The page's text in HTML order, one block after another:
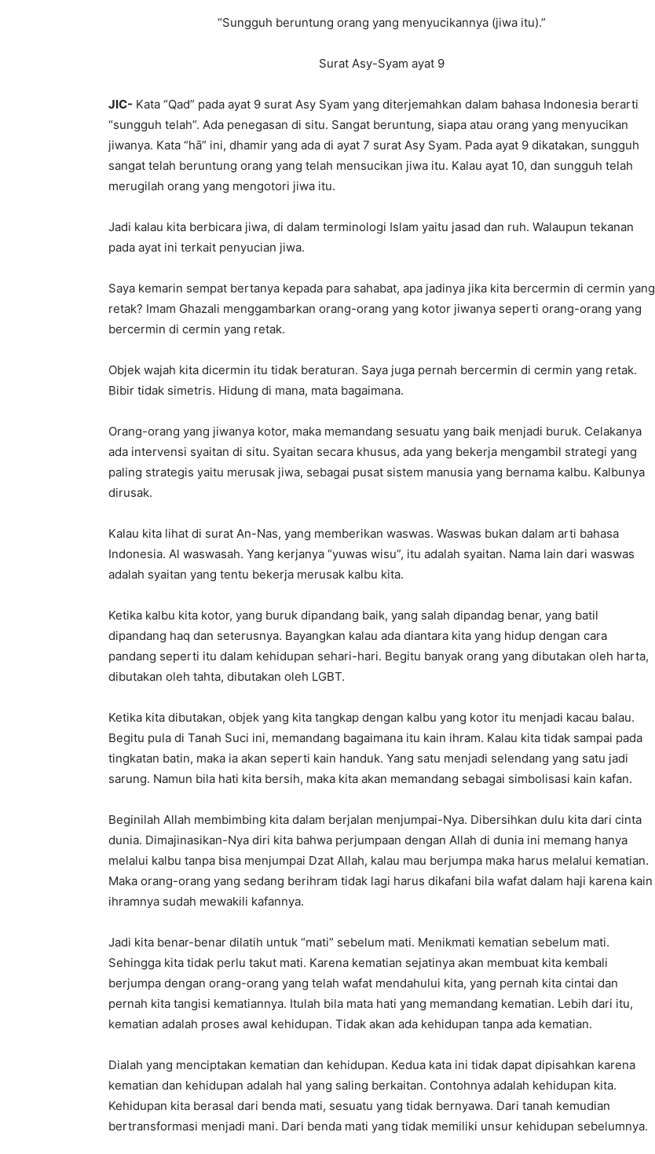
“Sungguh beruntung orang yang menyucikannya (jiwa itu).”
Surat Asy-Syam ayat 9
JIC- Kata “Qad” pada ayat 9 surat Asy Syam yang diterjemahkan dalam bahasa Indonesia berarti
“sungguh telah”. Ada penegasan di situ. Sangat beruntung, siapa atau orang yang menyucikan
jiwanya. Kata “hā” ini, dhamir yang ada di ayat 7 surat Asy Syam. Pada ayat 9 dikatakan, sungguh
sangat telah beruntung orang yang telah mensucikan jiwa itu. Kalau ayat 10, dan sungguh telah
merugilah orang yang mengotori jiwa itu.
Jadi kalau kita berbicara jiwa, di dalam terminologi Islam yaitu jasad dan ruh. Walaupun tekanan
pada ayat ini terkait penyucian jiwa.
Saya kemarin sempat bertanya kepada para sahabat, apa jadinya jika kita bercermin di cermin yang
retak? Imam Ghazali menggambarkan orang-orang yang kotor jiwanya seperti orang-orang yang
bercermin di cermin yang retak.
Objek wajah kita dicermin itu tidak beraturan. Saya juga pernah bercermin di cermin yang retak.
Bibir tidak simetris. Hidung di mana, mata bagaimana.
Orang-orang yang jiwanya kotor, maka memandang sesuatu yang baik menjadi buruk. Celakanya
ada intervensi syaitan di situ. Syaitan secara khusus, ada yang bekerja mengambil strategi yang
paling strategis yaitu merusak jiwa, sebagai pusat sistem manusia yang bernama kalbu. Kalbunya
dirusak.
Kalau kita lihat di surat An-Nas, yang memberikan waswas. Waswas bukan dalam arti bahasa
Indonesia. Al waswasah. Yang kerjanya “yuwas wisu”, itu adalah syaitan. Nama lain dari waswas
adalah syaitan yang tentu bekerja merusak kalbu kita.
Ketika kalbu kita kotor, yang buruk dipandang baik, yang salah dipandag benar, yang batil
dipandang haq dan seterusnya. Bayangkan kalau ada diantara kita yang hidup dengan cara
pandang seperti itu dalam kehidupan sehari-hari. Begitu banyak orang yang dibutakan oleh harta,
dibutakan oleh tahta, dibutakan oleh LGBT.
Ketika kita dibutakan, objek yang kita tangkap dengan kalbu yang kotor itu menjadi kacau balau.
Begitu pula di Tanah Suci ini, memandang bagaimana itu kain ihram. Kalau kita tidak sampai pada
tingkatan batin, maka ia akan seperti kain handuk. Yang satu menjadi selendang yang satu jadi
sarung. Namun bila hati kita bersih, maka kita akan memandang sebagai simbolisasi kain kafan.
Beginilah Allah membimbing kita dalam berjalan menjumpai-Nya. Dibersihkan dulu kita dari cinta
dunia. Dimajinasikan-Nya diri kita bahwa perjumpaan dengan Allah di dunia ini memang hanya
melalui kalbu tanpa bisa menjumpai Dzat Allah, kalau mau berjumpa maka harus melalui kematian.
Maka orang-orang yang sedang berihram tidak lagi harus dikafani bila wafat dalam haji karena kain
ihramnya sudah mewakili kafannya.
Jadi kita benar-benar dilatih untuk “mati” sebelum mati. Menikmati kematian sebelum mati.
Sehingga kita tidak perlu takut mati. Karena kematian sejatinya akan membuat kita kembali
berjumpa dengan orang-orang yang telah wafat mendahului kita, yang pernah kita cintai dan
pernah kita tangisi kematiannya. Itulah bila mata hati yang memandang kematian. Lebih dari itu,
kematian adalah proses awal kehidupan. Tidak akan ada kehidupan tanpa ada kematian.
Dialah yang menciptakan kematian dan kehidupan. Kedua kata ini tidak dapat dipisahkan karena
kematian dan kehidupan adalah hal yang saling berkaitan. Contohnya adalah kehidupan kita.
Kehidupan kita berasal dari benda mati, sesuatu yang tidak bernyawa. Dari tanah kemudian
bertransformasi menjadi mani. Dari benda mati yang tidak memiliki unsur kehidupan sebelumnya.